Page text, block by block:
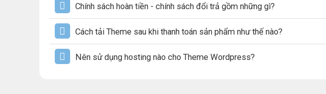
Chính sách hoàn tiền - chính sách đổi trả gồm những gì?
Cách tải Theme sau khi thanh toán sản phẩm như thế nào?
Nên sử dụng hosting nào cho Theme Wordpress?